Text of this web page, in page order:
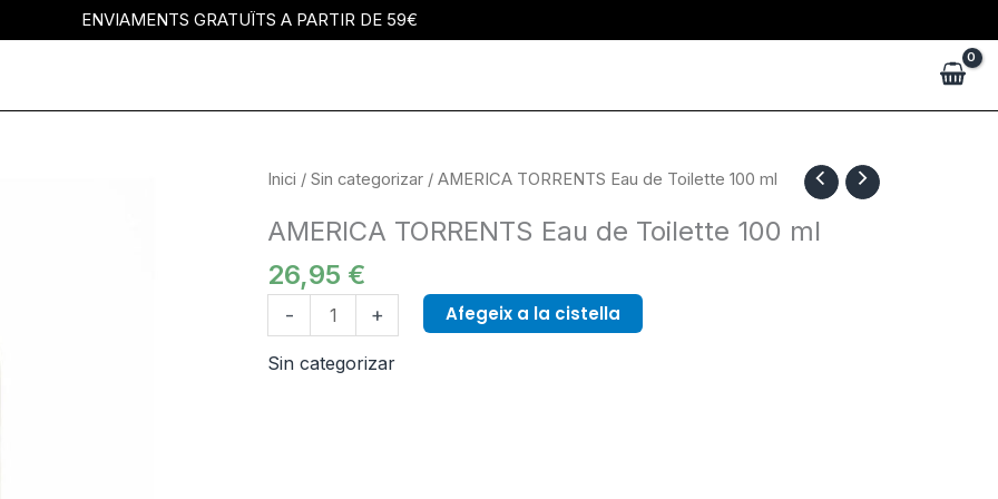
ENVIAMENTS GRATUÏTS A PARTIR DE 59€
Inici / Sin categorizar / AMERICA TORRENTS Eau de Toilette 100 ml
AMERICA TORRENTS Eau de Toilette 100 ml
26,95 €
-
quantitat
AMERICA
TORRENTS
Eau
Toilette
+ Afegeix a la cistella
Sin categorizar